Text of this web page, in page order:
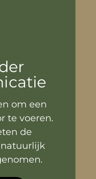
om een
te voeren.
de